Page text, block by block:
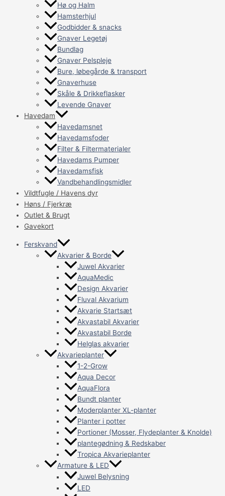
Hø og Halm
Hamsterhjul
Godbidder & snacks
Gnaver Legetøj
Bundlag
Gnaver Pelspleje
Bure, løbegårde & transport
Gnaverhuse
Skåle & Drikkeflasker
Levende Gnaver
Havedam
Havedamsnet
Havedamsfoder
Filter & Filtermaterialer
Havedams Pumper
Havedamsfisk
Vandbehandlingsmidler
Vildtfugle / Havens dyr
Høns / Fjerkræ
Outlet & Brugt
Gavekort
Ferskvand
Akvarier & Borde
Juwel Akvarier
AquaMedic
Design Akvarier
Fluval Akvarium
Akvarie Startsæt
Akvastabil Akvarier
Akvastabil Borde
Helglas akvarier
Akvarieplanter
1-2-Grow
Aqua Decor
AquaFlora
Bundt planter
Moderplanter XL-planter
Planter i potter
Portioner (Mosser, Flydeplanter & Knolde)
plantegødning & Redskaber
Tropica Akvarieplanter
Armature & LED
Juwel Belysning
LED